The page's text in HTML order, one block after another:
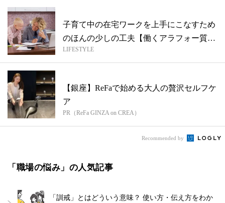
子育て中の在宅ワークを上手にこなすため
のほんの少しの工夫【働くアラフォー質問
箱】
LIFESTYLE
【銀座】ReFaで始める大人の贅沢セルフケ
ア
PR（ReFa GINZA on CREA）
Recommended by
「職場の悩み」の人気記事
「訓戒」とはどういう意味？ 使い方・伝え方をわか